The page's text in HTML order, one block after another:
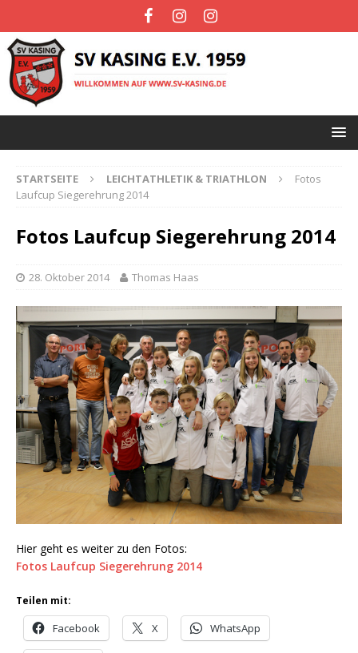
STARTSEITE LEICHTATHLETIK & TRIATHLON
Fotos
Laufcup Siegerehrung 2014
Fotos Laufcup Siegerehrung 2014
28. Oktober 2014 Thomas Haas
Hier geht es weiter zu den Fotos:
Fotos Laufcup Siegerehrung 2014
Teilen mit:
Facebook X WhatsApp